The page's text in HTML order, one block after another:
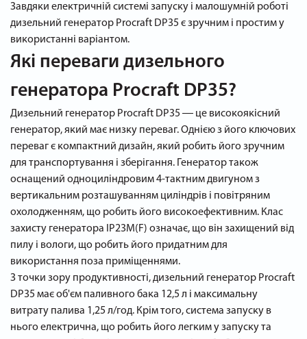
Завдяки електричній системі запуску і малошумній роботі
дизельний генератор Procraft DP35 є зручним і простим у
використанні варіантом.
Які переваги дизельного
генератора Procraft DP35?
Дизельний генератор Procraft DP35 ― це високоякісний
генератор, який має низку переваг. Однією з його ключових
переваг є компактний дизайн, який робить його зручним
для транспортування і зберігання. Генератор також
оснащений одноциліндровим 4-тактним двигуном з
вертикальним розташуванням циліндрів і повітряним
охолодженням, що робить його високоефективним. Клас
захисту генератора IP23M(F) означає, що він захищений від
пилу і вологи, що робить його придатним для
використання поза приміщеннями.
З точки зору продуктивності, дизельний генератор Procraft
DP35 має об'єм паливного бака 12,5 л і максимальну
витрату палива 1,25 л/год. Крім того, система запуску в
нього електрична, що робить його легким у запуску та